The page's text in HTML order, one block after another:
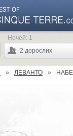
2 дорослих
Ночей: 1
ЛЕВАНТО